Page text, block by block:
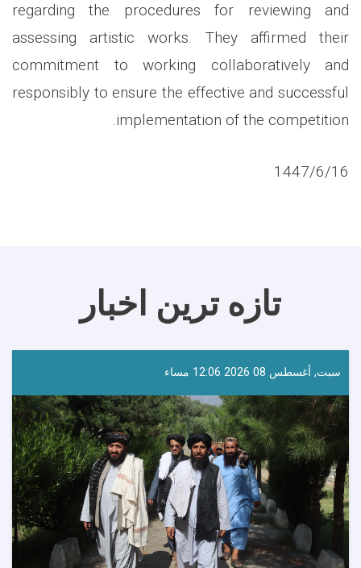
regarding the procedures for reviewing and
assessing artistic works. They affirmed their
commitment to working collaboratively and
responsibly to ensure the effective and successful
implementation of the competition.
1447/6/16
تازه ترین اخبار
سبت, أغسطس 08 2026 12:06 مساء